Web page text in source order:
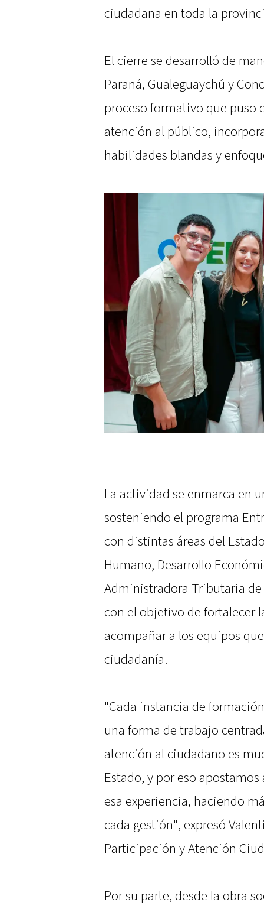
ciudadana en toda la
El cierre se desarrolló de
Paraná, Gualeguaychú y
proceso formativo que puso
atención al público,
habilidades blandas y
La actividad se enmarca en
sosteniendo el programa
con distintas áreas del
Humano, Desarrollo
Administradora Tributaria de
con el objetivo de fortalecer
acompañar a los equipos
ciudadanía.
"Cada instancia de
una forma de trabajo
atención al ciudadano es
Estado, y por eso
esa experiencia, haciendo
cada gestión", expresó
Participación y Atención
Por su parte, desde la obra